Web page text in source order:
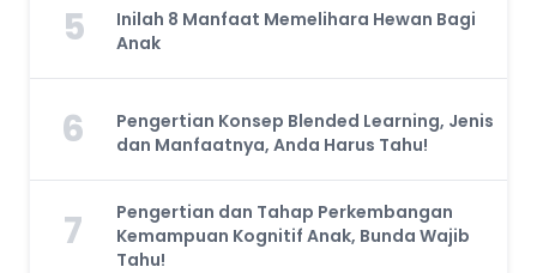
5
Inilah 8 Manfaat Memelihara Hewan Bagi
Anak
6
Pengertian Konsep Blended Learning, Jenis
dan Manfaatnya, Anda Harus Tahu!
7
Pengertian dan Tahap Perkembangan
Kemampuan Kognitif Anak, Bunda Wajib
Tahu!